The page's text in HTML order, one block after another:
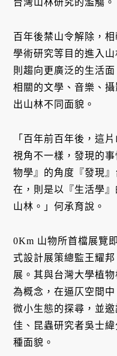
台灣山林研究的濫觴。
百年後禁山令解除，
學術研究等目的進入
則趨向更廣泛的生活
相關的文學、音樂、
出山林不同面貌。
「百年前百年後，這
視角不一樣，發現的
物學』的角度『發現
在，則是以『生活學
山林。」何承育說。
0Km 山物所首檔展覽
式設計展策總監王耀
展。其與台灣大學植
為概念，在逼仄空間
微小生態的探尋，並
佳、昆蟲研究者吳士
種面貌。